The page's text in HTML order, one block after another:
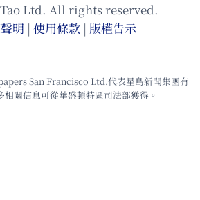
Ltd. All rights reserved.
明 | 使⽤條款 | 版權告⽰
San Francisco Ltd.代表星島新聞集團有
相關信息可從華盛頓特區司法部獲得。